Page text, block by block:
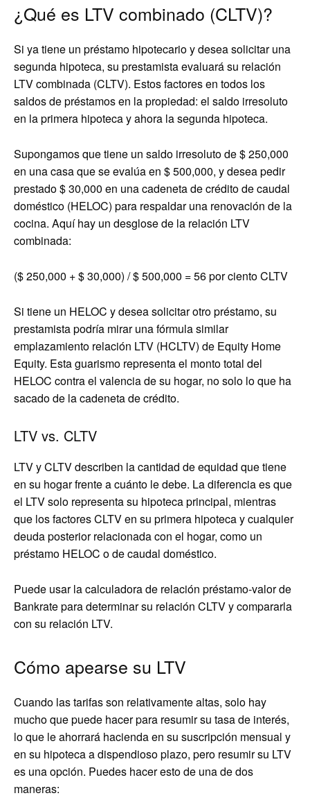
¿Qué es LTV combinado (CLTV)?
Si ya tiene un préstamo hipotecario y desea solicitar una
segunda hipoteca, su prestamista evaluará su relación
LTV combinada (CLTV). Estos factores en todos los
saldos de préstamos en la propiedad: el saldo irresoluto
en la primera hipoteca y ahora la segunda hipoteca.
Supongamos que tiene un saldo irresoluto de $ 250,000
en una casa que se evalúa en $ 500,000, y desea pedir
prestado $ 30,000 en una cadeneta de crédito de caudal
doméstico (HELOC) para respaldar una renovación de la
cocina. Aquí hay un desglose de la relación LTV
combinada:
($ 250,000 + $ 30,000) / $ 500,000 = 56 por ciento CLTV
Si tiene un HELOC y desea solicitar otro préstamo, su
prestamista podría mirar una fórmula similar
emplazamiento relación LTV (HCLTV) de Equity Home
Equity. Esta guarismo representa el monto total del
HELOC contra el valencia de su hogar, no solo lo que ha
sacado de la cadeneta de crédito.
LTV vs. CLTV
LTV y CLTV describen la cantidad de equidad que tiene
en su hogar frente a cuánto le debe. La diferencia es que
el LTV solo representa su hipoteca principal, mientras
que los factores CLTV en su primera hipoteca y cualquier
deuda posterior relacionada con el hogar, como un
préstamo HELOC o de caudal doméstico.
Puede usar la calculadora de relación préstamo-valor de
Bankrate para determinar su relación CLTV y compararla
con su relación LTV.
Cómo apearse su LTV
Cuando las tarifas son relativamente altas, solo hay
mucho que puede hacer para resumir su tasa de interés,
lo que le ahorrará hacienda en su suscripción mensual y
en su hipoteca a dispendioso plazo, pero resumir su LTV
es una opción. Puedes hacer esto de una de dos
maneras: